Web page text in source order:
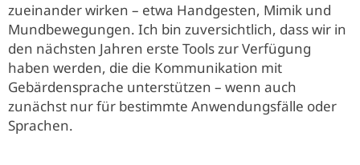
zueinander wirken – etwa Handgesten, Mimik und
Mundbewegungen. Ich bin zuversichtlich, dass wir in
den nächsten Jahren erste Tools zur Verfügung
haben werden, die die Kommunikation mit
Gebärdensprache unterstützen – wenn auch
zunächst nur für bestimmte Anwendungsfälle oder
Sprachen.